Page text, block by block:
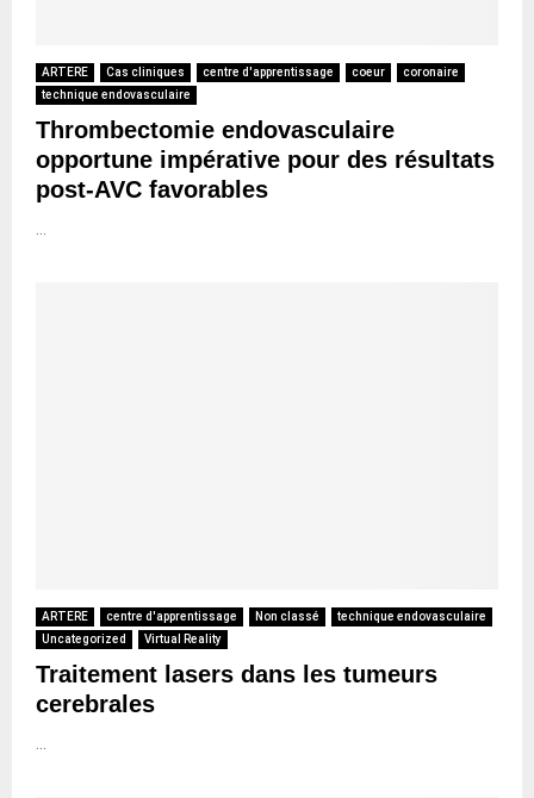
ARTERE Cas cliniques centre d'apprentissage coeur
coronaire
technique endovasculaire
Thrombectomie endovasculaire
opportune impérative pour des résultats
post-AVC favorables
ARTERE centre d'apprentissage Non classé
technique endovasculaire
Uncategorized
Virtual Reality
Traitement lasers dans les tumeurs
cerebrales
...